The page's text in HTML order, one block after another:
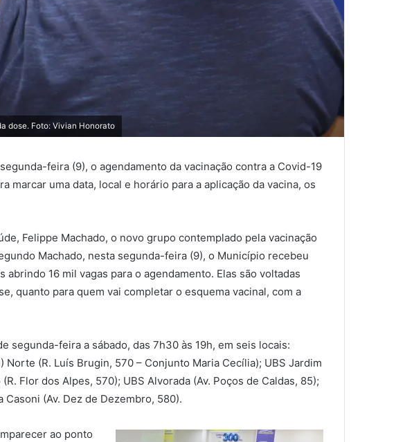
dose. Foto: Vivian Honorato
feira (9), o agendamento da vacinação contra a Covid-19
uma data, local e horário para a aplicação da vacina, os
Felippe Machado, o novo grupo contemplado pela vacinação
Machado, nesta segunda-feira (9), o Município recebeu
abrindo 16 mil vagas para o agendamento. Elas são voltadas
quanto para quem vai completar o esquema vacinal, com a
segunda-feira a sábado, das 7h30 às 19h, em seis locais:
Norte (R. Luís Brugin, 570 – Conjunto Maria Cecília); UBS Jardim
Flor dos Alpes, 570); UBS Alvorada (Av. Poços de Caldas, 85);
Casoni (Av. Dez de Dezembro, 580).
ao ponto